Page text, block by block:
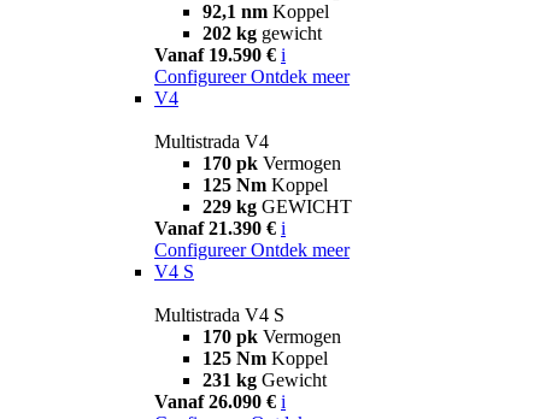
92,1 nm Koppel
202 kg gewicht
Vanaf 19.590 € i
Configureer Ontdek meer
V4
Multistrada V4
170 pk Vermogen
125 Nm Koppel
229 kg GEWICHT
Vanaf 21.390 € i
Configureer Ontdek meer
V4 S
Multistrada V4 S
170 pk Vermogen
125 Nm Koppel
231 kg Gewicht
Vanaf 26.090 € i